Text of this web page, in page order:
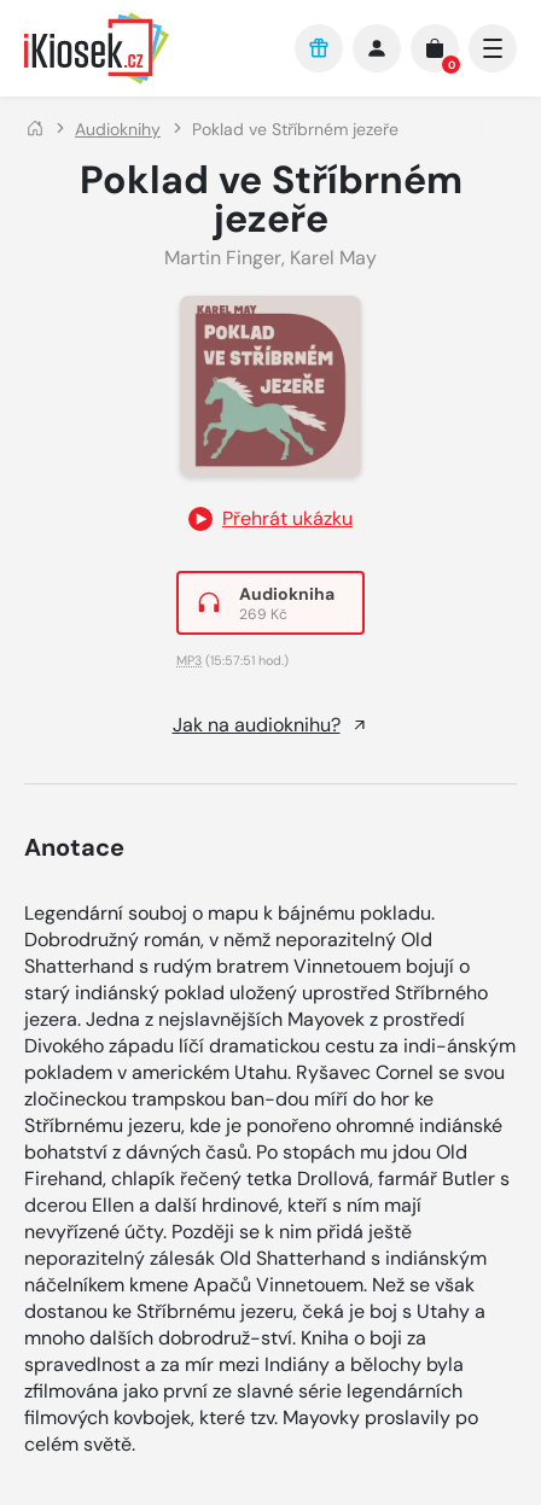
Přejít na hlavní obsah
0
Audioknihy Poklad ve Stříbrném jezeře
Poklad ve Stříbrném
jezeře
Martin Finger, Karel May
Přehrát ukázku
Audiokniha
269 Kč
MP3 (15:57:51 hod.)
Jak na audioknihu?
Anotace
Legendární souboj o mapu k bájnému pokladu.
Dobrodružný román, v němž neporazitelný Old
Shatterhand s rudým bratrem Vinnetouem bojují o
starý indiánský poklad uložený uprostřed Stříbrného
jezera. Jedna z nejslavnějších Mayovek z prostředí
Divokého západu líčí dramatickou cestu za indi-ánským
pokladem v americkém Utahu. Ryšavec Cornel se svou
zločineckou trampskou ban-dou míří do hor ke
Stříbrnému jezeru, kde je ponořeno ohromné indiánské
bohatství z dávných časů. Po stopách mu jdou Old
Firehand, chlapík řečený tetka Drollová, farmář Butler s
dcerou Ellen a další hrdinové, kteří s ním mají
nevyřízené účty. Později se k nim přidá ještě
neporazitelný zálesák Old Shatterhand s indiánským
náčelníkem kmene Apačů Vinnetouem. Než se však
dostanou ke Stříbrnému jezeru, čeká je boj s Utahy a
mnoho dalších dobrodruž-ství. Kniha o boji za
spravedlnost a za mír mezi Indiány a bělochy byla
zfilmována jako první ze slavné série legendárních
filmových kovbojek, které tzv. Mayovky proslavily po
celém světě.